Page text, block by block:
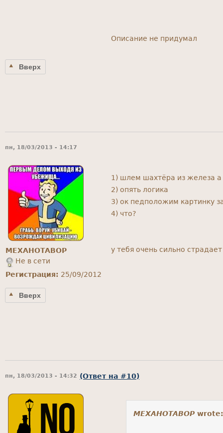
Описание не придумал
Вверх
пн, 18/03/2013 - 14:17
MEXAHOTABOP
Не в сети
Регистрация: 25/09/2012
1) шлем шахтёра из железа а
2) опять логика
3) ок педположим картинку
4) что?
у тебя очень сильно
Вверх
пн, 18/03/2013 - 14:32 (Ответ на #10)
MEXAHOTABOP wrote: